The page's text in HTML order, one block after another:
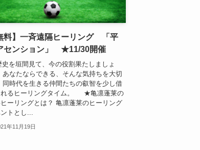
料】一斉遠隔ヒーリング 「平
センション」 ★11/30開催
を垣間見て、今の役割果たしましょ
あなたならできる、そんな気持ちを大切
同時代を生きる仲間たちの叡智を少し借
れるヒーリングタイム。 ★亀凛蓬莱の
ーリングとは？ 亀凛蓬莱のヒーリング
トとし...
年11月19日